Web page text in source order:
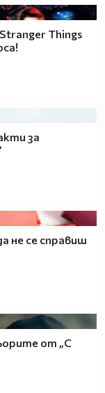
Things
за
не се справиш
от „С